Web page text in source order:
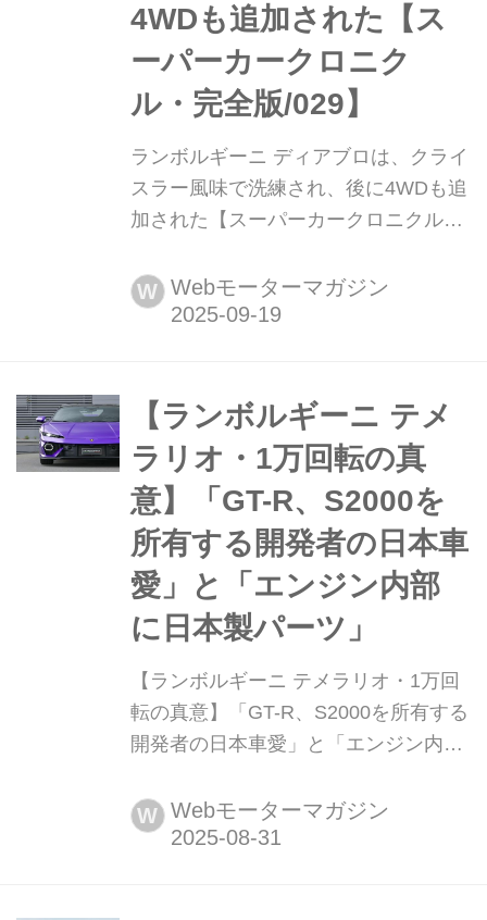
4WDも追加された【ス
ーパーカークロニク
ル・完全版/029】
ランボルギーニ ディアブロは、クライ
スラー風味で洗練され、後に4WDも追
加された【スーパーカークロニクル・
へと至ったスーパーカーたち。1970年
代の懐かしいモデルから現代のハイパ
W Webモーターマガジン
【ランボルギーニ テメ
ラリオ・1万回転の真
意】「GT-R、S2000を
所有する開発者の日本車
愛」と「エンジン内部
に日本製パーツ」
【ランボルギーニ テメラリオ・1万回
転の真意】「GT-R、S2000を所有する
開発者の日本車愛」と「エンジン内部
売したMotor Magazine11月号の特集は
「ザ・スーパーカー」。ド直球すぎる
W Webモーターマガジン